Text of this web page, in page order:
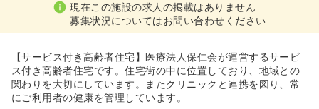
現在この施設の求人の掲載はありません
募集状況についてはお問い合わせください
【サービス付き高齢者住宅】医療法人保仁会が運営するサービ
ス付き高齢者住宅です。住宅街の中に位置しており、地域との
関わりを大切にしています。またクリニックと連携を図り、常
にご利用者の健康を管理しています。